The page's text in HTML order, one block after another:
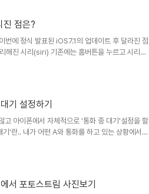
고 싶다면,설정 - 셀룰러 탭에서 바로 확인 할
여 사용한 셀룰러데이터를 확인할 수 있다..
진 점은?
번에 정식 발표된 iOS7.1의 업데이트 후 달라진 점
해진 시리(siri) 기존에는 홈버튼을 누르고 시리
려야 했지만, 이번 iOS7.1에서는 그저, 홈버튼
으로 지문을 인지하는 속도가 보다 빨라 졌다고
제 ..
기 설정하기
고 아이폰에서 자체적으로 '통화 중 대기'설정을 할
'란.. 내가 어떤 A와 통화를 하고 있는 상황에서 B
기 때문에 전화를 연결 할 수 없다는 음성이 들리
통화 중 대기 - (활성) ▲ 통화 중 대기 활성 ▲ 통
서 포토스트림 사진보기